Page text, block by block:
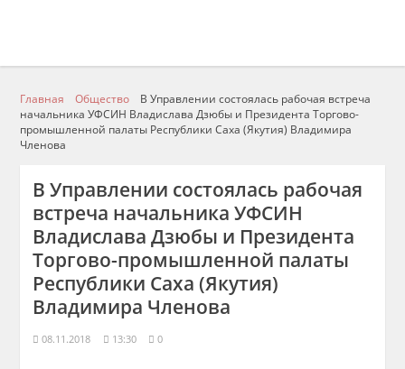
Главная Общество
В Управлении состоялась рабочая встреча
начальника УФСИН Владислава Дзюбы и Президента Торгово-
промышленной палаты Республики Саха (Якутия) Владимира
Членова
В Управлении состоялась рабочая
встреча начальника УФСИН
Владислава Дзюбы и Президента
Торгово-промышленной палаты
Республики Саха (Якутия)
Владимира Членова
08.11.2018 13:30 0